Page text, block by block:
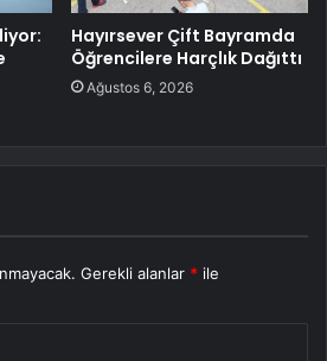
Hayırsever Çift Bayramda
Öğrencilere Harçlık Dağıttı
Ağustos 6, 2026
Gerekli alanlar * ile